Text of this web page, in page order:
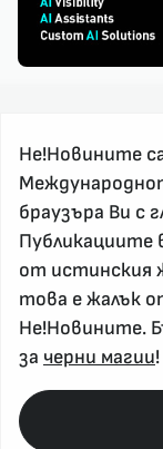
За реклама и
Контакт
За нас
Напиши
Абонирай се
Не!Новините
браузъра Ви с
Публикациите
от истинския
това е жалък
Не!Новините.
за черни магии!